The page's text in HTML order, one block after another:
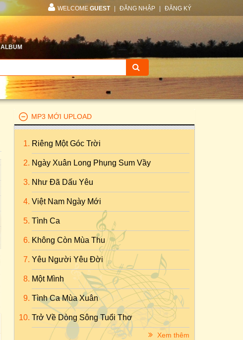
WELCOME GUEST ĐĂNG NHẬP ĐĂNG KÝ
ALBUM
MP3 MỚI UPLOAD
Riêng Một Góc Trời
Ngày Xuân Long Phụng Sum Vầy
Như Đã Dấu Yêu
Việt Nam Ngày Mới
Tình Ca
Không Còn Mùa Thu
Yêu Người Yêu Đời
Một Mình
Tình Ca Mùa Xuân
Trở Về Dòng Sông Tuổi Thơ
Xem thêm